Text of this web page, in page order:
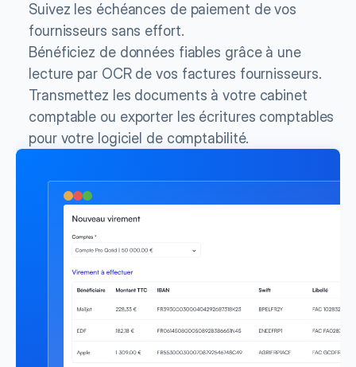
Bénéficiez de données fiables grâce à une
lecture par OCR de vos factures fournisseurs.
Suivez les échéances de paiement de vos
fournisseurs sans effort.
Transmettez les documents à votre cabinet
comptable ou exporter les écritures comptables
pour votre logiciel de comptabilité.